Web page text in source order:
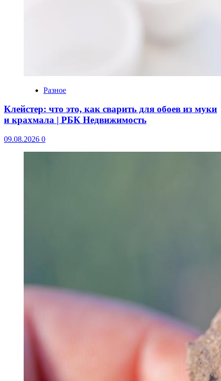
Разное
Клейстер: что это, как сварить для обоев из муки
и крахмала | РБК Недвижимость
09.08.2026 0